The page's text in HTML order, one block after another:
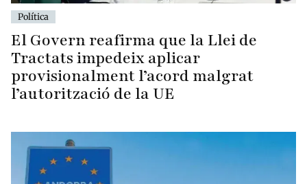
Política
El Govern reafirma que la Llei de
Tractats impedeix aplicar
provisionalment l’acord malgrat
l’autorització de la UE